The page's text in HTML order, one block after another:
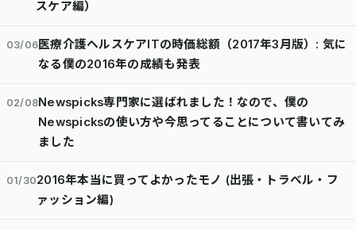
スケア編）
03/06医療介護ヘルスケアITの時価総額（2017年3月版）: 気に
なる僕の2016年の成績も発表
02/08Newspicks専門家に選ばれました！なので、僕の
Newspicksの使い方や今思ってることについて書いてみ
ました
01/302016年本当に買ってよかったモノ (出張・トラベル・フ
ァッション編)